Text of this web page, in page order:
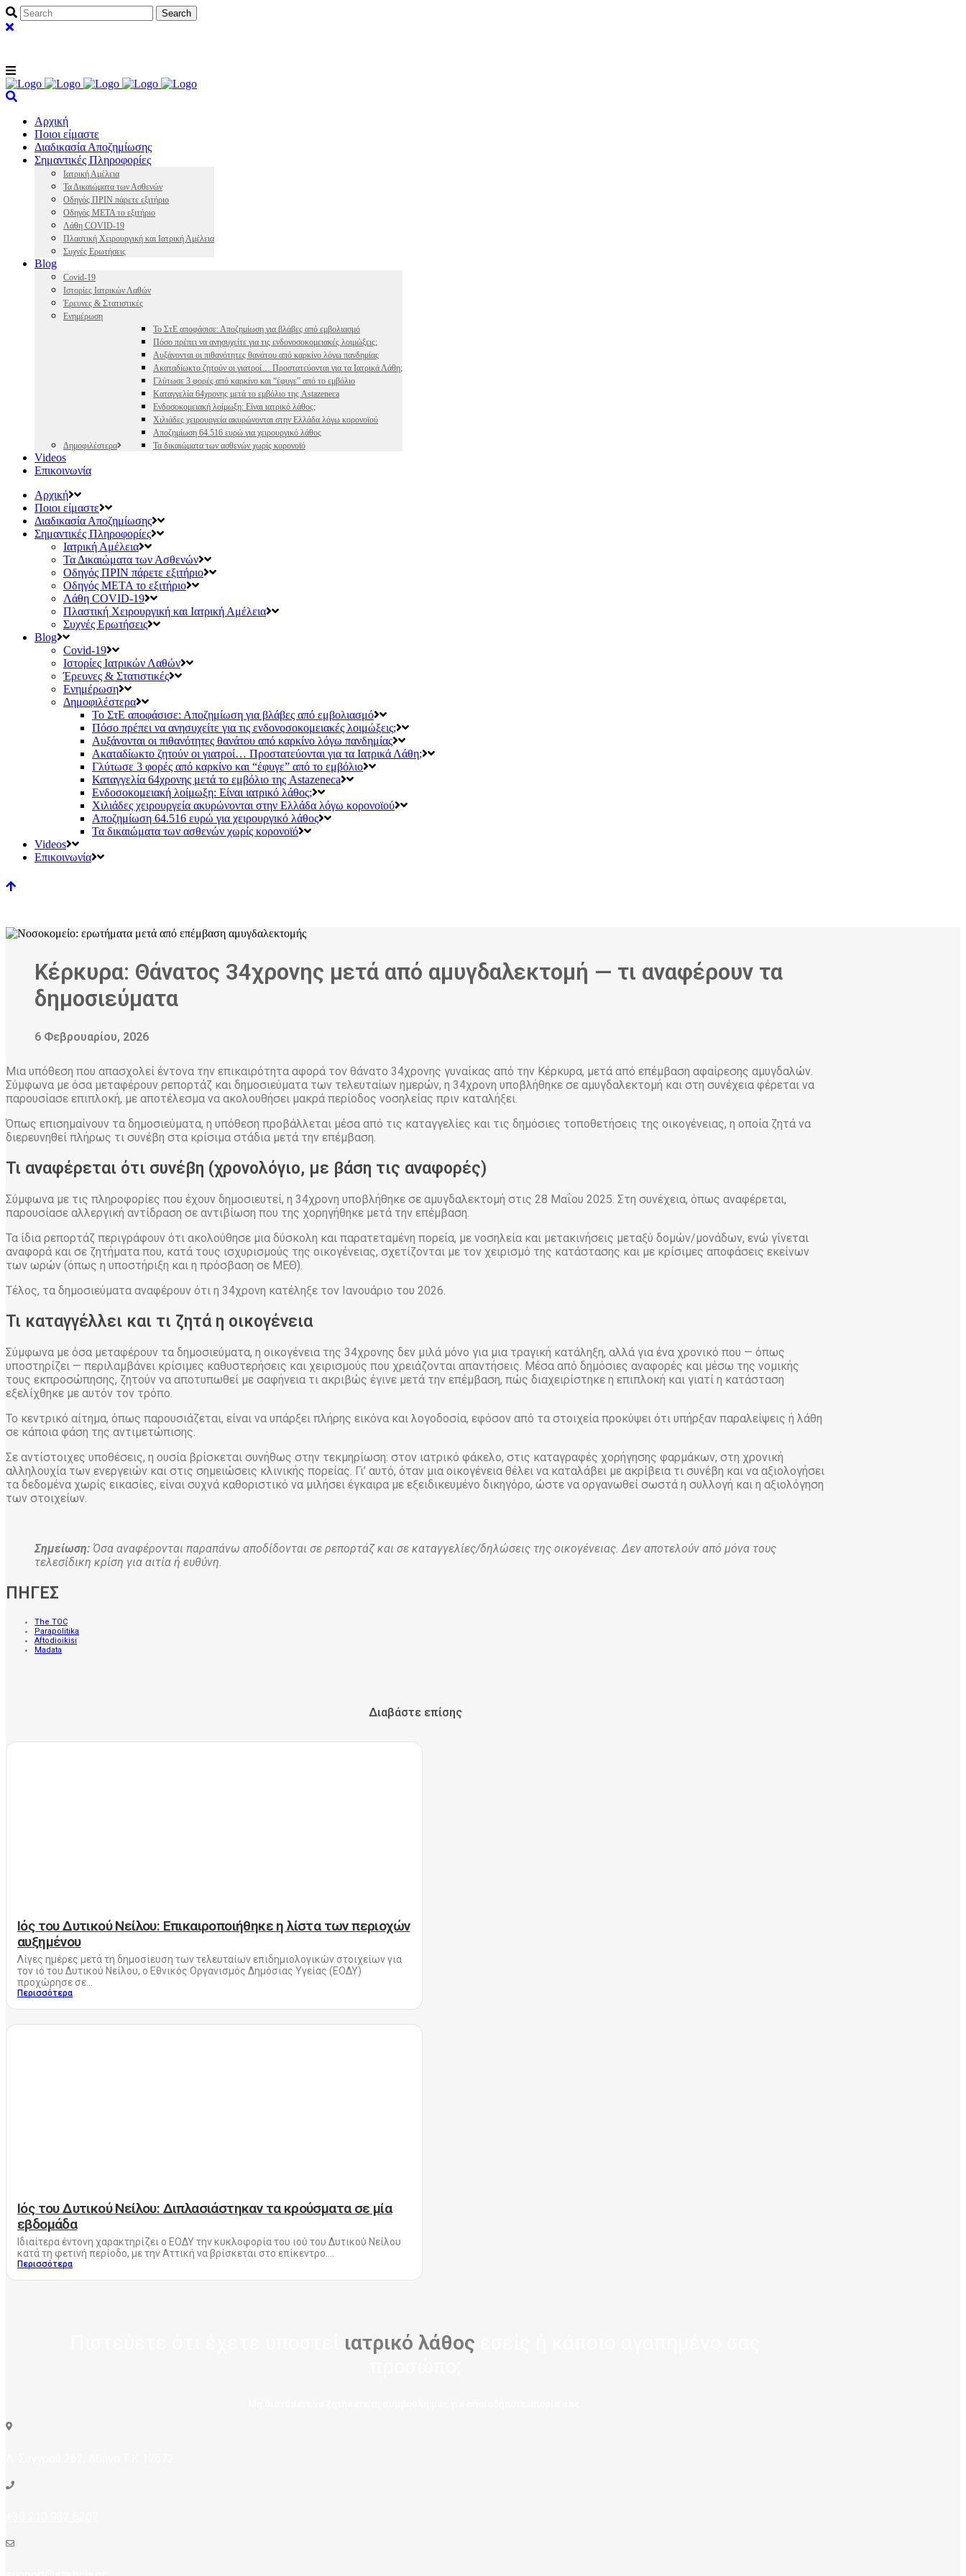
Αρχική
Ποιοι είμαστε
Διαδικασία Αποζημίωσης
Σημαντικές Πληροφορίες
Ιατρική Αμέλεια
Τα Δικαιώματα των Ασθενών
Οδηγός ΠΡΙΝ πάρετε εξιτήριο
Οδηγός ΜΕΤΑ το εξιτήριο
Λάθη COVID-19
Πλαστική Χειρουργική και Ιατρική Αμέλεια
Συχνές Ερωτήσεις
Blog
Covid-19
Ιστορίες Ιατρικών Λαθών
Έρευνες & Στατιστικές
Ενημέρωση
Δημοφιλέστερα
Το ΣτΕ αποφάσισε: Αποζημίωση για βλάβες από εμβολιασμό
Πόσο πρέπει να ανησυχείτε για τις ενδονοσοκομειακές λοιμώξεις;
Αυξάνονται οι πιθανότητες θανάτου από καρκίνο λόγω πανδημίας
Ακαταδίωκτο ζητούν οι γιατροί… Προστατεύονται για τα Ιατρικά Λάθη;
Γλύτωσε 3 φορές από καρκίνο και “έφυγε” από το εμβόλιο
Καταγγελία 64χρονης μετά το εμβόλιο της Astazeneca
Ενδοσοκομειακή λοίμωξη: Είναι ιατρικό λάθος;
Χιλιάδες χειρουργεία ακυρώνονται στην Ελλάδα λόγω κορονοϊού
Αποζημίωση 64.516 ευρώ για χειρουργικό λάθος
Τα δικαιώματα των ασθενών χωρίς κορονοϊό
Videos
Επικοινωνία
Αρχική
Ποιοι είμαστε
Διαδικασία Αποζημίωσης
Σημαντικές Πληροφορίες
Ιατρική Αμέλεια
Τα Δικαιώματα των Ασθενών
Οδηγός ΠΡΙΝ πάρετε εξιτήριο
Οδηγός ΜΕΤΑ το εξιτήριο
Λάθη COVID-19
Πλαστική Χειρουργική και Ιατρική Αμέλεια
Συχνές Ερωτήσεις
Blog
Covid-19
Ιστορίες Ιατρικών Λαθών
Έρευνες & Στατιστικές
Ενημέρωση
Δημοφιλέστερα
Το ΣτΕ αποφάσισε: Αποζημίωση για βλάβες από εμβολιασμό
Πόσο πρέπει να ανησυχείτε για τις ενδονοσοκομειακές λοιμώξεις;
Αυξάνονται οι πιθανότητες θανάτου από καρκίνο λόγω πανδημίας
Ακαταδίωκτο ζητούν οι γιατροί… Προστατεύονται για τα Ιατρικά Λάθη;
Γλύτωσε 3 φορές από καρκίνο και “έφυγε” από το εμβόλιο
Καταγγελία 64χρονης μετά το εμβόλιο της Astazeneca
Ενδοσοκομειακή λοίμωξη: Είναι ιατρικό λάθος;
Χιλιάδες χειρουργεία ακυρώνονται στην Ελλάδα λόγω κορονοϊού
Αποζημίωση 64.516 ευρώ για χειρουργικό λάθος
Τα δικαιώματα των ασθενών χωρίς κορονοϊό
Videos
Επικοινωνία
Κέρκυρα: Θάνατος 34χρονης μετά από αμυγδαλεκτομή — τι αναφέρουν τα
δημοσιεύματα
6 Φεβρουαρίου, 2026
Μια υπόθεση που απασχολεί έντονα την επικαιρότητα αφορά τον θάνατο 34χρονης γυναίκας από την Κέρκυρα, μετά από επέμβαση αφαίρεσης αμυγδαλών.
Σύμφωνα με όσα μεταφέρουν ρεπορτάζ και δημοσιεύματα των τελευταίων ημερών, η 34χρονη υποβλήθηκε σε αμυγδαλεκτομή και στη συνέχεια φέρεται να
παρουσίασε επιπλοκή, με αποτέλεσμα να ακολουθήσει μακρά περίοδος νοσηλείας πριν καταλήξει.
Όπως επισημαίνουν τα δημοσιεύματα, η υπόθεση προβάλλεται μέσα από τις καταγγελίες και τις δημόσιες τοποθετήσεις της οικογένειας, η οποία ζητά να
διερευνηθεί πλήρως τι συνέβη στα κρίσιμα στάδια μετά την επέμβαση.
Τι αναφέρεται ότι συνέβη (χρονολόγιο, με βάση τις αναφορές)
Σύμφωνα με τις πληροφορίες που έχουν δημοσιευτεί, η 34χρονη υποβλήθηκε σε αμυγδαλεκτομή στις 28 Μαΐου 2025. Στη συνέχεια, όπως αναφέρεται,
παρουσίασε αλλεργική αντίδραση σε αντιβίωση που της χορηγήθηκε μετά την επέμβαση.
Τα ίδια ρεπορτάζ περιγράφουν ότι ακολούθησε μια δύσκολη και παρατεταμένη πορεία, με νοσηλεία και μετακινήσεις μεταξύ δομών/μονάδων, ενώ γίνεται
αναφορά και σε ζητήματα που, κατά τους ισχυρισμούς της οικογένειας, σχετίζονται με τον χειρισμό της κατάστασης και με κρίσιμες αποφάσεις εκείνων
των ωρών (όπως η υποστήριξη και η πρόσβαση σε ΜΕΘ).
Τέλος, τα δημοσιεύματα αναφέρουν ότι η 34χρονη κατέληξε τον Ιανουάριο του 2026.
Τι καταγγέλλει και τι ζητά η οικογένεια
Σύμφωνα με όσα μεταφέρουν τα δημοσιεύματα, η οικογένεια της 34χρονης δεν μιλά μόνο για μια τραγική κατάληξη, αλλά για ένα χρονικό που — όπως
υποστηρίζει — περιλαμβάνει κρίσιμες καθυστερήσεις και χειρισμούς που χρειάζονται απαντήσεις. Μέσα από δημόσιες αναφορές και μέσω της νομικής
τους εκπροσώπησης, ζητούν να αποτυπωθεί με σαφήνεια τι ακριβώς έγινε μετά την επέμβαση, πώς διαχειρίστηκε η επιπλοκή και γιατί η κατάσταση
εξελίχθηκε με αυτόν τον τρόπο.
Το κεντρικό αίτημα, όπως παρουσιάζεται, είναι να υπάρξει πλήρης εικόνα και λογοδοσία, εφόσον από τα στοιχεία προκύψει ότι υπήρξαν παραλείψεις ή λάθη
σε κάποια φάση της αντιμετώπισης.
Σε αντίστοιχες υποθέσεις, η ουσία βρίσκεται συνήθως στην τεκμηρίωση: στον ιατρικό φάκελο, στις καταγραφές χορήγησης φαρμάκων, στη χρονική
αλληλουχία των ενεργειών και στις σημειώσεις κλινικής πορείας. Γι’ αυτό, όταν μια οικογένεια θέλει να καταλάβει με ακρίβεια τι συνέβη και να αξιολογήσει
τα δεδομένα χωρίς εικασίες, είναι συχνά καθοριστικό να μιλήσει έγκαιρα με εξειδικευμένο δικηγόρο, ώστε να οργανωθεί σωστά η συλλογή και η αξιολόγηση
των στοιχείων.
Σημείωση: Όσα αναφέρονται παραπάνω αποδίδονται σε ρεπορτάζ και σε καταγγελίες/δηλώσεις της οικογένειας. Δεν αποτελούν από μόνα τους
τελεσίδικη κρίση για αιτία ή ευθύνη.
ΠΗΓΕΣ
The TOC
Parapolitika
Aftodioikisi
Madata
Διαβάστε επίσης
Ιός του Δυτικού Νείλου: Επικαιροποιήθηκε η λίστα των περιοχών
αυξημένου
Λίγες ημέρες μετά τη δημοσίευση των τελευταίων επιδημιολογικών στοιχείων για
τον ιό του Δυτικού Νείλου, ο Εθνικός Οργανισμός Δημόσιας Υγείας (ΕΟΔΥ)
προχώρησε σε...
Περισσότερα
Ιός του Δυτικού Νείλου: Διπλασιάστηκαν τα κρούσματα σε μία
εβδομάδα
Ιδιαίτερα έντονη χαρακτηρίζει ο ΕΟΔΥ την κυκλοφορία του ιού του Δυτικού Νείλου
κατά τη φετινή περίοδο, με την Αττική να βρίσκεται στο επίκεντρο....
Περισσότερα
ιατρικό λάθος